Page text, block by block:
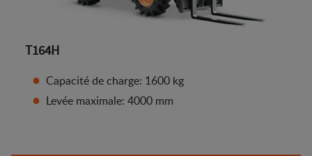
T164H
Capacité de charge: 1600 kg
Levée maximale: 4000 mm